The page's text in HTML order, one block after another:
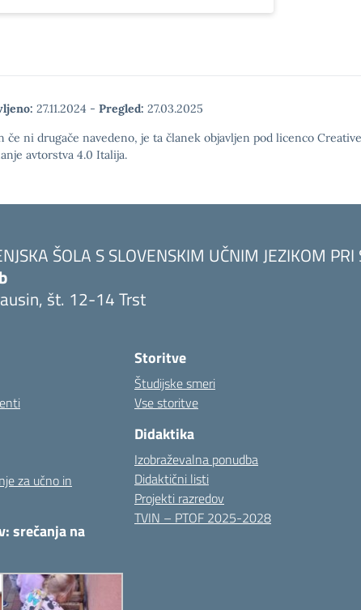
27.11.2024 - Pregled: 27.03.2025
če ni drugače navedeno, je ta članek objavljen pod licenco
avtorstva 4.0 Italija.
ŠOLA S SLOVENSKIM UČNIM JEZIKOM
št. 12-14 Trst
za učno in
srečanja na
Storitve
Študijske smeri
Vse storitve
Didaktika
Izobraževalna ponudba
Didaktični listi
Projekti razredov
TVIN – PTOF 2025-2028